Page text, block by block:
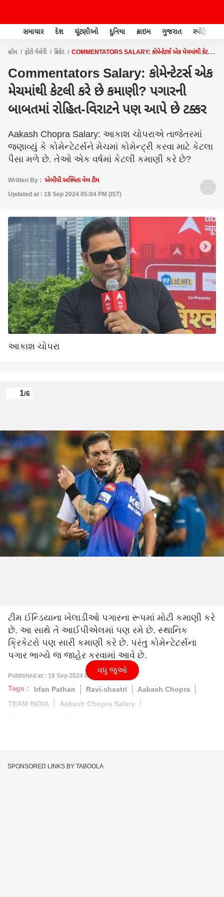
સમાચાર દેશ ચૂંટણીઓ દુનિયા ક્રાઇમ ગુજરાત સ્પોર્ટ્સ
હોમ ફોટો ગેલેરી ક્રિકેટ
COMMENTATORS SALARY: કોમેન્ટેટર્સ એક મેચમાંથી કેટલી
Commentators Salary: કોમેન્ટેટર્સ એક
મેચમાંથી કેટલી કરે છે કમાણી? પગારની
બાબતમાં રોહિત-વિરાટને પણ આપે છે ટક્કર
Aakash Chopra Salary: આકાશ ચોપરાએ તાજેતરમાં
જણાવ્યું કે કોમેન્ટેટર્સને મેચમાં કોમેન્ટ્રી કરવા માટે કેટલા
પૈસા મળે છે. તેઓ એક વર્ષમાં કેટલી કમાણી કરે છે?
Written By : એબીપી અસ્મિતા વેબ ટીમ
Updated at : 18 Sep 2024 05:04 PM (IST)
આકાશ ચોપરા
1/6
ટીમ ઈન્ડિયાના ખેલાડીઓ પગારના રૂપમાં મોટી કમાણી કરે
છે. આ સાથે તે આઈપીએલમાં પણ રમે છે. સ્થાનિક
ક્રિકેટરો પણ સારી કમાણી કરે છે. પરંતુ કોમેન્ટેટર્સના
પગાર ભાગ્યે જ જાહેર કરવામાં આવે છે.
Published at : 18 Sep 2024 05:04 PM (IST)
Tags : Irfan Pathan Ravi-shastri
Aakash Chopra
TEAM INDIA
Aakash Chopra Salary
વધુ જુઓ
SPONSORED LINKS BY TABOOLA